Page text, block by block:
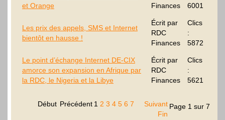
et Orange
Finances
6001
Les prix des appels, SMS et Internet
bientôt en hausse !
Écrit par
RDC
Finances
Clics
:
5872
Le point d’échange Internet DE-CIX
amorce son expansion en Afrique par
la RDC, le Nigeria et la Libye
Écrit par
RDC
Finances
Clics
:
5621
Page 1 sur 7
Début Précédent 1 2 3 4 5 6 7
Suivant
Fin